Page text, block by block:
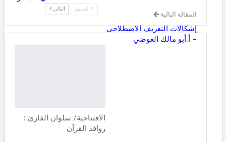
المقالة التالية
إشكالات التعريف الاصطلاحي
– أ.أبو مالك العوضي
الافتتاحية/ سلوان القارئ :
روافد القرآن
السابق التالي